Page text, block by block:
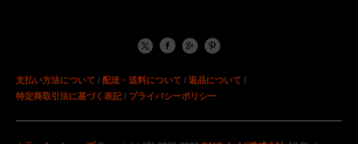
支払い方法について / 配送・送料について / 返品について /
特定商取引法に基づく表記/ プライバシーポリシー